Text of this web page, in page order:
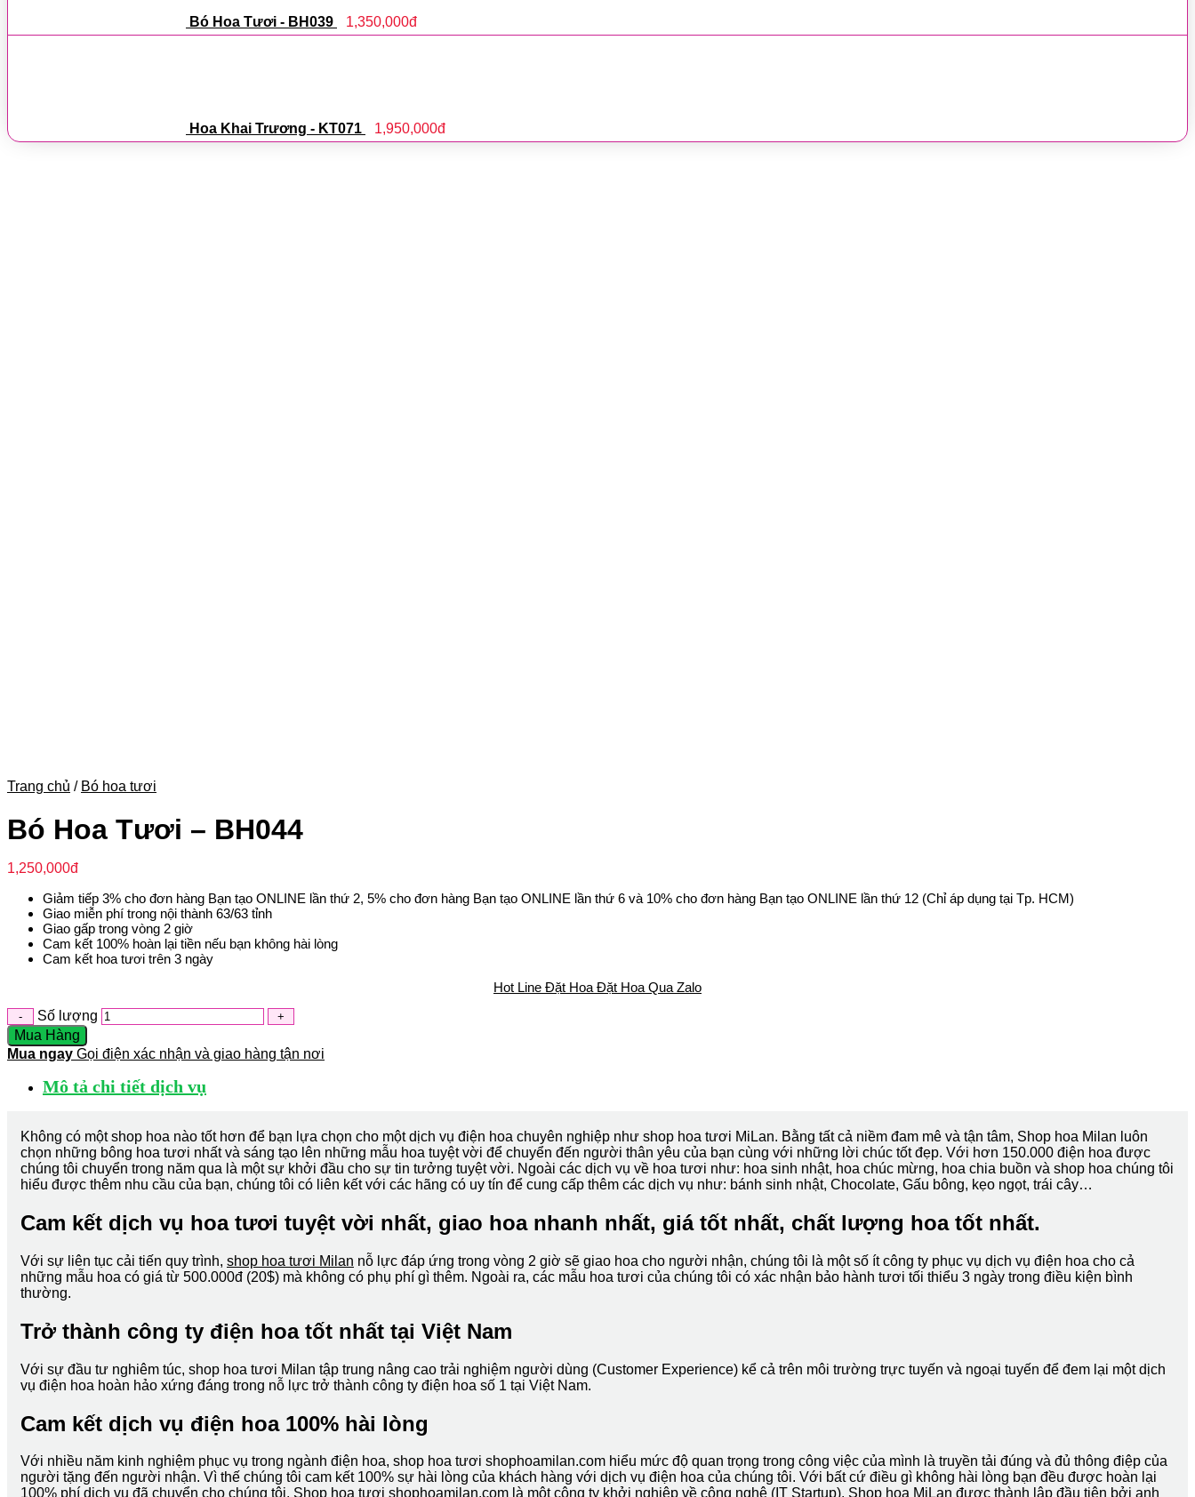
Bó Hoa Tươi - BH039 1,350,000đ
Hoa Khai Trương - KT071 1,950,000đ
Trang chủ / Bó hoa tươi
Bó Hoa Tươi – BH044
1,250,000đ
Giảm tiếp 3% cho đơn hàng Bạn tạo ONLINE lần thứ 2, 5% cho đơn hàng Bạn tạo ONLINE lần thứ 6 và 10% cho đơn hàng Bạn tạo ONLINE lần thứ 12 (Chỉ áp dụng tại Tp. HCM)
Giao miễn phí trong nội thành 63/63 tỉnh
Giao gấp trong vòng 2 giờ
Cam kết 100% hoàn lại tiền nếu bạn không hài lòng
Cam kết hoa tươi trên 3 ngày
Hot Line Đặt Hoa Đặt Hoa Qua Zalo
Số lượng
Mua Hàng
Mua ngay Gọi điện xác nhận và giao hàng tận nơi
Mô tả chi tiết dịch vụ
Không có một shop hoa nào tốt hơn để bạn lựa chọn cho một dịch vụ điện hoa chuyên nghiệp như shop hoa tươi MiLan. Bằng tất cả niềm đam mê và tận tâm, Shop hoa Milan luôn
chọn những bông hoa tươi nhất và sáng tạo lên những mẫu hoa tuyệt vời để chuyển đến người thân yêu của bạn cùng với những lời chúc tốt đẹp. Với hơn 150.000 điện hoa được
chúng tôi chuyển trong năm qua là một sự khởi đầu cho sự tin tưởng tuyệt vời. Ngoài các dịch vụ về hoa tươi như: hoa sinh nhật, hoa chúc mừng, hoa chia buồn và shop hoa chúng tôi
hiểu được thêm nhu cầu của bạn, chúng tôi có liên kết với các hãng có uy tín để cung cấp thêm các dịch vụ như: bánh sinh nhật, Chocolate, Gấu bông, kẹo ngọt, trái cây…
Cam kết dịch vụ hoa tươi tuyệt vời nhất, giao hoa nhanh nhất, giá tốt nhất, chất lượng hoa tốt nhất.
Với sự liên tục cải tiến quy trình, shop hoa tươi Milan nỗ lực đáp ứng trong vòng 2 giờ sẽ giao hoa cho người nhận, chúng tôi là một số ít công ty phục vụ dịch vụ điện hoa cho cả
những mẫu hoa có giá từ 500.000đ (20$) mà không có phụ phí gì thêm. Ngoài ra, các mẫu hoa tươi của chúng tôi có xác nhận bảo hành tươi tối thiểu 3 ngày trong điều kiện bình
thường.
Trở thành công ty điện hoa tốt nhất tại Việt Nam
Với sự đầu tư nghiêm túc, shop hoa tươi Milan tập trung nâng cao trải nghiệm người dùng (Customer Experience) kể cả trên môi trường trực tuyến và ngoại tuyến để đem lại một dịch
vụ điện hoa hoàn hảo xứng đáng trong nỗ lực trở thành công ty điện hoa số 1 tại Việt Nam.
Cam kết dịch vụ điện hoa 100% hài lòng
Với nhiều năm kinh nghiệm phục vụ trong ngành điện hoa, shop hoa tươi shophoamilan.com hiểu mức độ quan trọng trong công việc của mình là truyền tải đúng và đủ thông điệp của
người tặng đến người nhận. Vì thế chúng tôi cam kết 100% sự hài lòng của khách hàng với dịch vụ điện hoa của chúng tôi. Với bất cứ điều gì không hài lòng bạn đều được hoàn lại
100% phí dịch vụ đã chuyển cho chúng tôi. Shop hoa tươi shophoamilan.com là một công ty khởi nghiệp về công nghệ (IT Startup). Shop hoa MiLan được thành lập đầu tiên bởi anh